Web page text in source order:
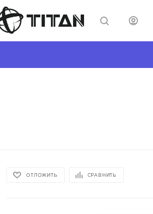
ОТЛОЖИТЬ СРАВНИТЬ